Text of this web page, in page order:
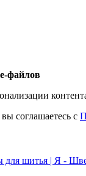
файлов
соглашаетесь с
для шитья | Я -